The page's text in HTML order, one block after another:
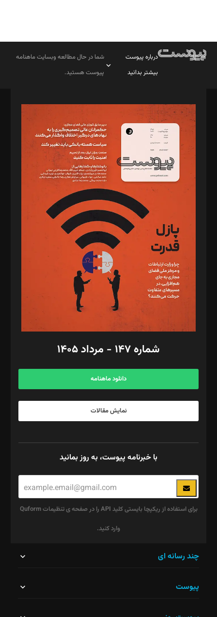
درباره پیوست
بیشتر بدانید
شما در حال مطالعه وبسایت ماهنامه
پیوست هستید.
مدیر مسئول: محمدباقر اثنی‌عشری
سردبیر: مهرک محمودی
دبیر تحریریه: میثم قاسمی
د‌بیر ناداستان: سمانه سمیع
د‌بیر خدمت و تجارت: ابوالفضل رجبی
د‌بیر حقوق فناوری: حسام‌الدین ایپکچی
د‌بیر پیوست جهان: مینا پاکدل
د‌بیر تحریریه آنلاین: بابک نقاش
تحریریه‌: مجتبی محمود‌ی، آرش برهمند، یسنا امان‌پور، سروش کرمیان،
مصطفی مسجدی آرانی، ابوالفضل رجبی، زهرا فکرانه، فائزه فتحی
رستمی،مصطفی باستان
ویرایش: نگار استاد‌‌آقا
طراح یونیفرم: مجید توکلی
فیلمبرداری و عکاسی: امیر شفیعی، مانی لطفی زاده
گرافیک و صفحه‌آرایی: سید‌سبحان‌علی ثابت
مد‌یر توسعه تجاری: کامبیز برید‌
امور مالی: شاپور رهبری، محمد‌ کاظمی‌نیا
آگهی و مشترکین: ۰۹۱۹۹۹۹۰۴۵۴
شماره ۱۴۷ - مرداد ۱۴۰۵
دانلود ماهنامه
نمایش مقالات
با خبرنامه پیوست، به روز بمانید
برای استفاده از ریکپچا بایستی کلید API را در صفحه ی تنظیمات Quform
وارد کنید.
نباید
چند رسانه ای
پیوست